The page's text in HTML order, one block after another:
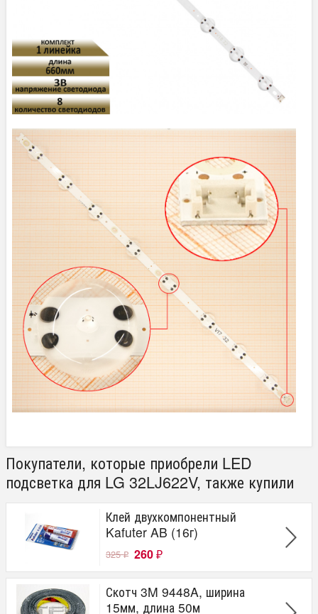
Покупатели, которые приобрели LED
подсветка для LG 32LJ622V, также купили
Клей двухкомпонентный
Kafuter AB (16г)
325₽ 260 ₽
Скотч 3M 9448A, ширина
15мм, длина 50м